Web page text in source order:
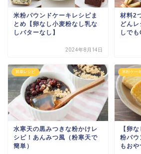
米粉パウンドケーキレシピま
とめ【卵なし小麦粉なし乳な
しバターなし】
2024年8月14日
材料2
どん
しでも
簡単レシピ
水寒天の黒みつきな粉かけレ
シピ！あんみつ風（粉寒天で
簡単）
米粉ケー
【卵
粉パウ
もお